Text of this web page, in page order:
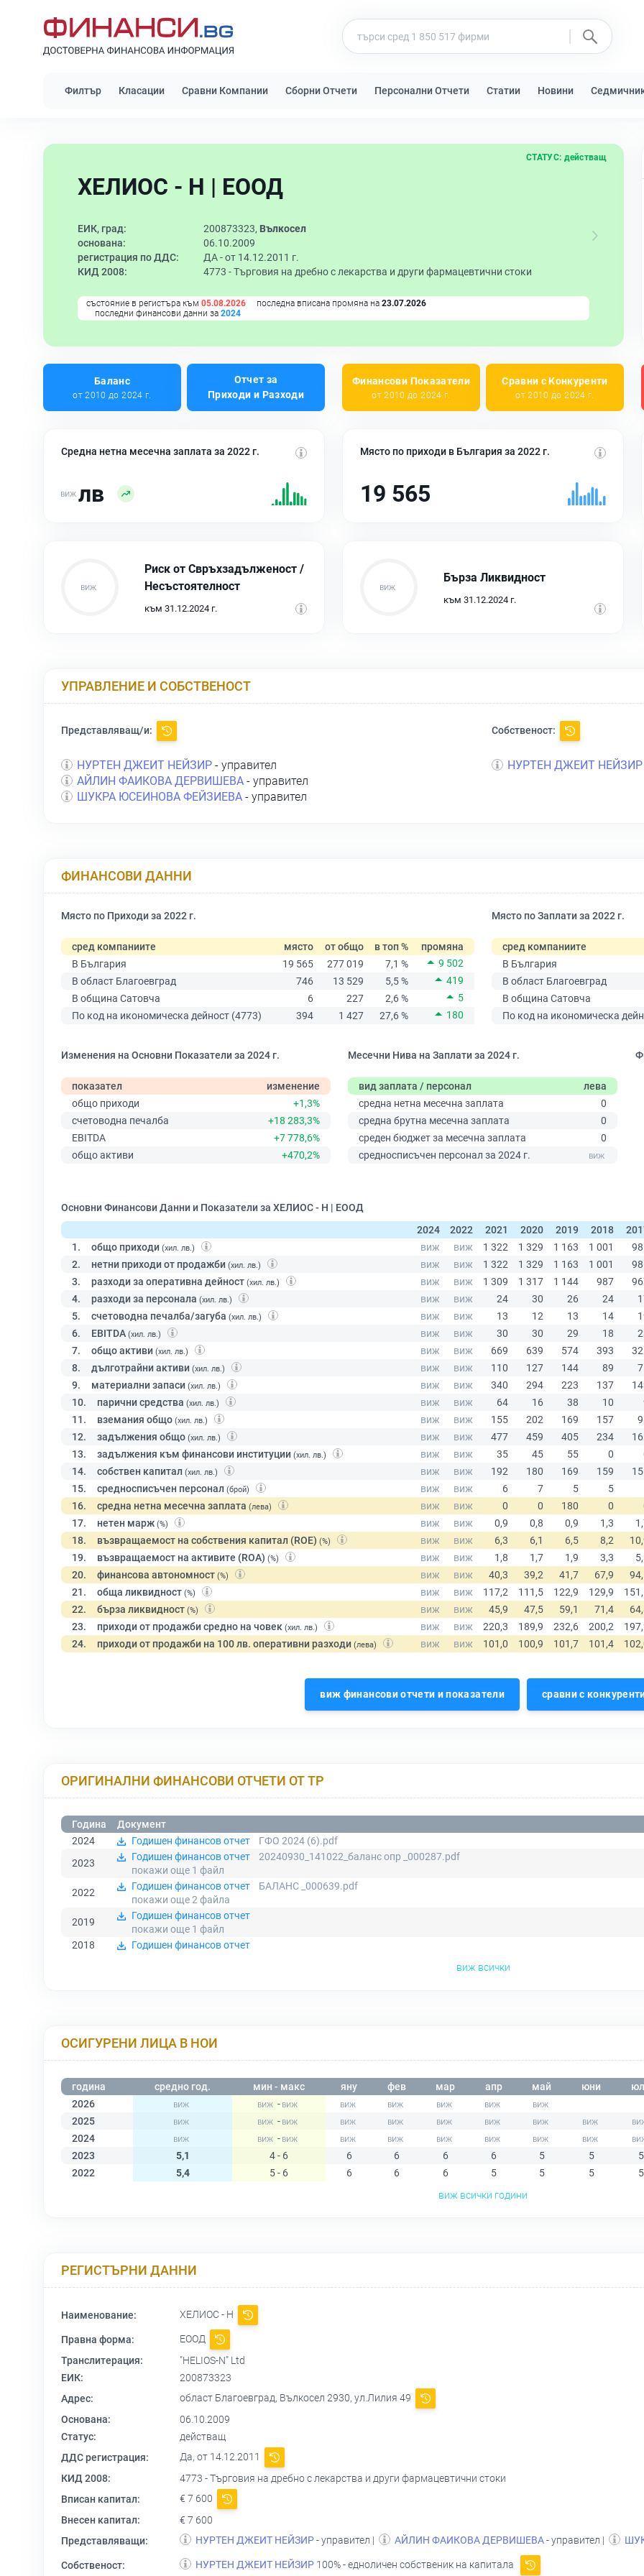
Филтър Класации Сравни Компании Сборни Отчети Персонални Отчети Статии Новини
ХЕЛИОС - Н | ЕООД
СТАТУС: действащ
ЕИК, град: 200873323, Вълкосел
основана:
06.10.2009
регистрация по ДДС:
ДА - от 14.12.2011 г.
КИД 2008:
4773 -Търговия на дребно с лекарства и други фармацевтични стоки
състояние в регистъра към 05.08.2026 последна вписана промяна на 23.07.2026
последни финансови данни за 2024
Баланс
от 2010 до 2024 г.
Отчет за
Приходи и Разходи
Финансови Показатели
от 2010 до 2024 г.
Сравни с Конкуренти
от 2010 до 2024 г.
Средна нетна месечна заплата за 2022 г.
лв
Място по приходи в България за 2022 г.
19 565
Риск от Свръхзадълженост /
Несъстоятелност
към 31.12.2024 г.
Бърза Ликвидност
към 31.12.2024 г.
УПРАВЛЕНИЕ И СОБСТВЕНОСТ
Представляващ/и:
НУРТЕН ДЖЕИТ НЕЙЗИР - управител
АЙЛИН ФАИКОВА ДЕРВИШЕВА - управител
ШУКРА ЮСЕИНОВА ФЕЙЗИЕВА - управител
Собственост:
НУРТЕН ДЖЕИТ НЕЙЗИР
ФИНАНСОВИ ДАННИ
Място по Приходи за 2022 г.
сред компаниите място от общо в топ %
промяна
В България
19 565 277 019 7,1 %
9 502
В област Благоевград
746 13 529 5,5 %
419
В община Сатовча
6 227 2,6 %
5
По код на икономическа дейност (4773)
394 1 427 27,6 % 180
Място по Заплати за 2022 г.
сред компаниите
В България
В област Благоевград
В община Сатовча
По код на икономическа
Изменения на Основни Показатели за 2024 г.
показател
изменение
общо приходи
+1,3%
счетоводна печалба
+18 283,3%
EBITDA
+7 778,6%
общо активи
+470,2%
Месечни Нива на Заплати за 2024 г.
вид заплата / персонал
лева
средна нетна месечна заплата
0
средна брутна месечна заплата
0
среден бюджет за месечна заплата
0
средносписъчен персонал за 2024 г.
Основни Финансови Данни и Показатели за ХЕЛИОС - Н | ЕООД
2024
2022 2021 2020 2019 2018
1.
общо приходи (хил. лв.)
2. нетни приходи от продажби (хил. лв.)
3. разходи за оперативна дейност (хил. лв.)
4. разходи за персонала (хил. лв.)
5. счетоводна печалба/загуба (хил. лв.)
6. EBITDA (хил. лв.)
7. общо активи (хил. лв.)
8. дълготрайни активи (хил. лв.)
9. материални запаси (хил. лв.)
10. парични средства (хил. лв.)
11. вземания общо (хил. лв.)
12. задължения общо (хил. лв.)
13. задължения към финансови институции (хил. лв.)
14. собствен капитал (хил. лв.)
15. средносписъчен персонал (брой)
16. средна нетна месечна заплата (лева)
17. нетен марж (%)
18. възвращаемост на собствения капитал (ROE) (%)
19. възвращаемост на активите (ROA) (%)
20. финансова автономност (%)
21. обща ликвидност (%)
22. бърза ликвидност (%)
23. приходи от продажби средно на човек (хил. лв.)
24. приходи от продажби на 100 лв. оперативни разходи (лева)
виж финансови отчети и показатели сравни с
ОРИГИНАЛНИ ФИНАНСОВИ ОТЧЕТИ ОТ ТР
Година
Документ
2024
Годишен финансов отчет
ГФО 2024 (6).pdf
2023
Годишен финансов отчет
20240930_141022_баланс опр _000287.pdf
покажи още 1 файл
2022
Годишен финансов отчет
БАЛАНС _000639.pdf
покажи още 2 файла
2019
Годишен финансов отчет
покажи още 1 файл
2018
Годишен финансов отчет
виж всички
ОСИГУРЕНИ ЛИЦА В НОИ
година средно год. мин - макс яну фев мар апр май юни
2026
-
2025
-
2024
-
2023
5,1 4 - 6 6 6 6 6 5 5
5
2022
5,4 5 - 6 6 6 6 5 5 5
5
виж всички години
РЕГИСТЪРНИ ДАННИ
Наименование: ХЕЛИОС - Н
Правна форма:
ЕООД
Транслитерация:
"HELIOS-N" Ltd
ЕИК:
200873323
Адрес:
област Благоевград, Вълкосел 2930, ул.Лилия 49
Основана:
06.10.2009
Статус:
действащ
ДДС регистрация:
Да, от 14.12.2011
КИД 2008:
4773 - Търговия на дребно с лекарства и други фармацевтични стоки
Вписан капитал:
€ 7 600
Внесен капитал:
€ 7 600
Представляващи:
НУРТЕН ДЖЕИТ НЕЙЗИР- управител | АЙЛИН ФАИКОВА ДЕРВИШЕВА- управител |
Собственост: НУРТЕН ДЖЕИТ НЕЙЗИР 100% - едноличен собственик на капитала